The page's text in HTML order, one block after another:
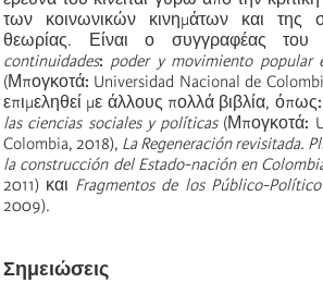
των κοινωνικών κινημάτων και της
θεωρίας. Είναι ο συγγραφέας του
continuidades: poder y movimiento popular
(Μπογκοτά: Universidad Nacional de
επιμεληθεί με άλλους πολλά βιβλία, όπως:
las ciencias sociales y políticas(Μπογκοτά:
Colombia, 2018), La Regeneración revisitada.
la construcción del Estado-nación en
2011) και Fragmentos de los Público-Político
2009).
Σημειώσεις